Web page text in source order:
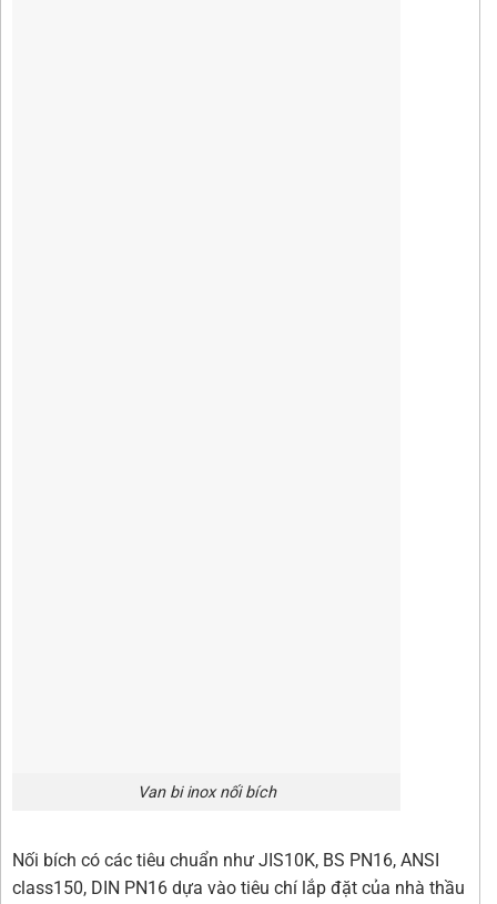
Van bi inox nối bích
Nối bích có các tiêu chuẩn như JIS10K, BS PN16, ANSI
class150, DIN PN16 dựa vào tiêu chí lắp đặt của nhà thầu